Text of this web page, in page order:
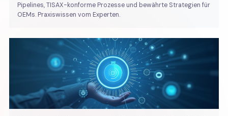
Pipelines, TISAX-konforme Prozesse und bewährte Strategien für
OEMs. Praxiswissen vom Experten.